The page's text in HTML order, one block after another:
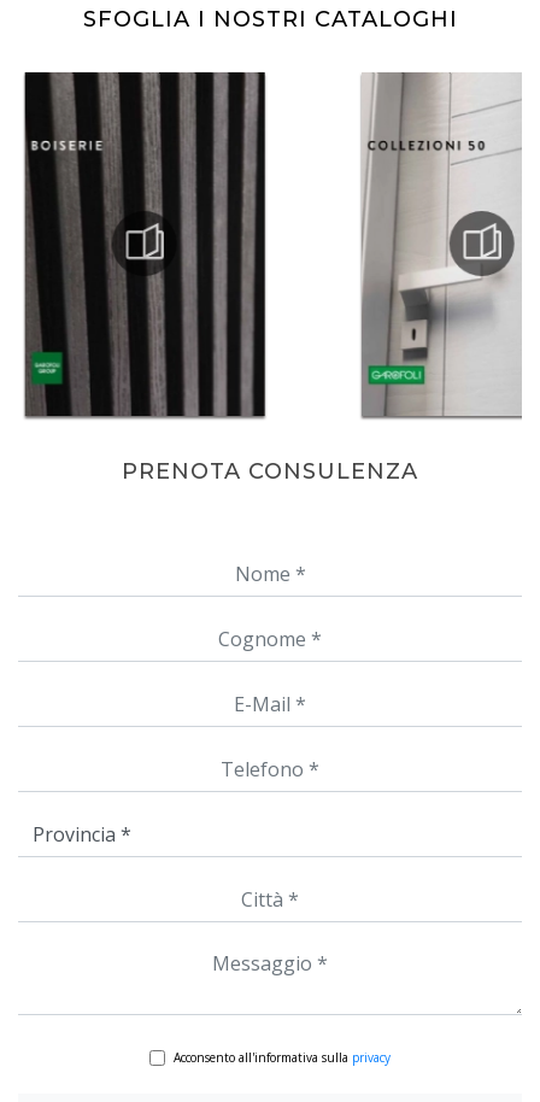
SFOGLIA I NOSTRI CATALOGHI
PRENOTA CONSULENZA
Acconsento all'informativa sulla privacy